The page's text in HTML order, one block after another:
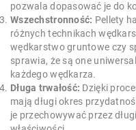
pozwala dopasować je do
Wszechstronność: Pellety
różnych technikach
wędkarstwo gruntowe czy
sprawia, że są one
każdego wędkarza.
Długa trwałość: Dzięki
mają długi okres
je przechowywać przez